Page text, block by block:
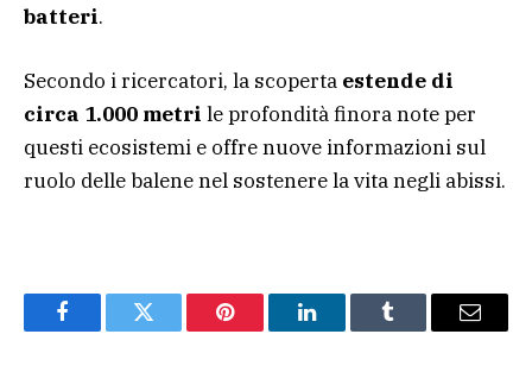
batteri.
Secondo i ricercatori, la scoperta estende di
circa 1.000 metri le profondità finora note per
questi ecosistemi e offre nuove informazioni sul
ruolo delle balene nel sostenere la vita negli abissi.
FacebookTwitter Pinterest LinkedInTumblr Email